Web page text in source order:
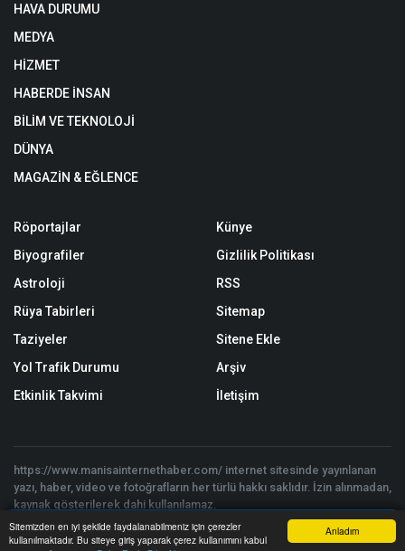
Anladım
Sitemizden en iyi şekilde faydalanabilmeniz için çerezler
kullanılmaktadır. Bu siteye giriş yaparak çerez kullanımını kabul
HAVA DURUMU
MEDYA
HİZMET
HABERDE İNSAN
BİLİM VE TEKNOLOJİ
DÜNYA
MAGAZİN & EĞLENCE
Röportajlar
Biyografiler
Astroloji
Rüya Tabirleri
Taziyeler
Yol Trafik Durumu
Etkinlik Takvimi
Künye
Gizlilik Politikası
RSS
Sitemap
Sitene Ekle
Arşiv
İletişim
https://www.manisainternethaber.com/ internet sitesinde yayınlanan
yazı, haber, video ve fotoğrafların her türlü hakkı saklıdır. İzin alınmadan,
kaynak gösterilerek dahi kullanılamaz.
Copyright © 2026 Manisa İnternet Haber 2025 - Tüm hakları saklıdır. |
Yazılım:Onemsoft Haber Yazılımı